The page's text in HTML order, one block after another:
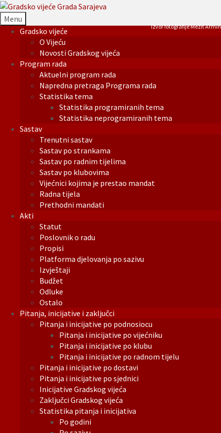
Menu
Gradsko vijeće
O Vijeću
Novosti Gradskog vijeća
Program rada
Aktuelni program rada
Napredna pretraga Programa rada
Statistika tema
Statistika programiranih tema
Statistika neprogramiranih tema
Sastav
Trenutni sastav
Sastav po strankama
Sastav po radnim tijelima
Sastav po klubovima
Vijećnici kojima je prestao mandat
Radna tijela
Prethodni mandati
Akti
Statut
Poslovnik o radu
Propisi
Platforma djelovanja po sazivu
Izvještaji
Budžet
Odluke
Ostalo
Pitanja, inicijative i zaključci
Pitanja i inicijative po podnosiocu
Pitanja i inicijative po vijećniku
Pitanja i inicijative po klubu
Pitanja i inicijative po radnom tijelu
Pitanja i inicijative po dostavi
Pitanja i inicijative po sjednici
Inicijative Gradskog vijeća
Zaključci Gradskog vijeća
Statistika pitanja i inicijativa
Po godini
Izvor fotografije Mezit Armin